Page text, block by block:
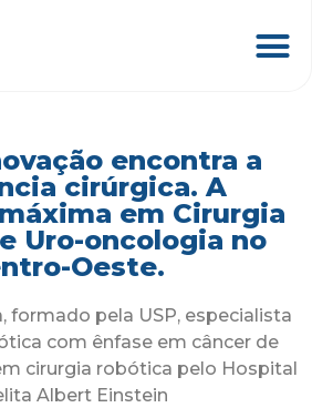
encontra a
cirúrgica. A
em Cirurgia
Uro-oncologia no
Oeste.
formado pela USP, especialista
com ênfase em câncer de
cirurgia robótica pelo Hospital
Albert Einstein